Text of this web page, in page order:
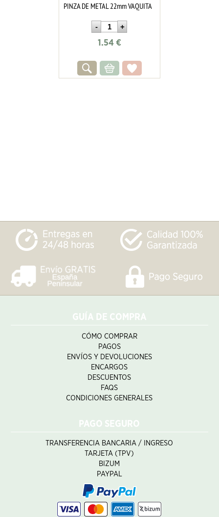
PINZA DE METAL 22mm VAQUITA
1.54€
GUÍA DE COMPRA
CÓMO COMPRAR
PAGOS
ENVÍOS Y DEVOLUCIONES
ENCARGOS
DESCUENTOS
FAQS
CONDICIONES GENERALES
PAGO SEGURO
TRANSFERENCIA BANCARIA / INGRESO
TARJETA (TPV)
BIZUM
PAYPAL